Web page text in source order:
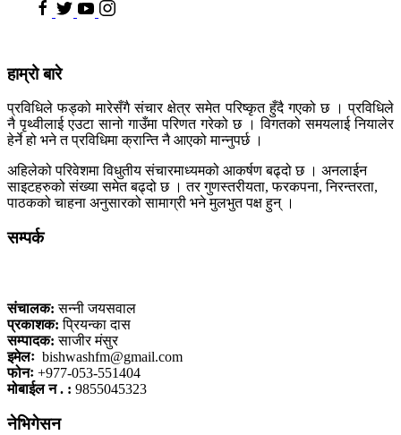
हाम्रो बारे
प्रविधिले फड्को मारेसँगै संचार क्षेत्र समेत परिष्कृत हुँदै गएको छ । प्रविधिले
नै पृथ्वीलाई एउटा सानो गाउँमा परिणत गरेको छ । विगतको समयलाई नियालेर
हेर्ने हो भने त प्रविधिमा क्रान्ति नै आएको मान्नुपर्छ ।
अहिलेको परिवेशमा विधुतीय संचारमाध्यमको आकर्षण बढ्दो छ । अनलाईन
साइटहरुको संख्या समेत बढ्दो छ । तर गुणस्तरीयता, फरकपना, निरन्तरता,
पाठकको चाहना अनुसारको सामाग्री भने मुलभुत पक्ष हुन् ।
सम्पर्क
संचालक: सन्नी जयसवाल
प्रकाशक: प्रियन्का दास
सम्पादक: साजीर मंसुर
इमेलः bishwashfm@gmail.com
फोनः +977-053-551404
मोबाईल न . : 9855045323
नेभिगेसन